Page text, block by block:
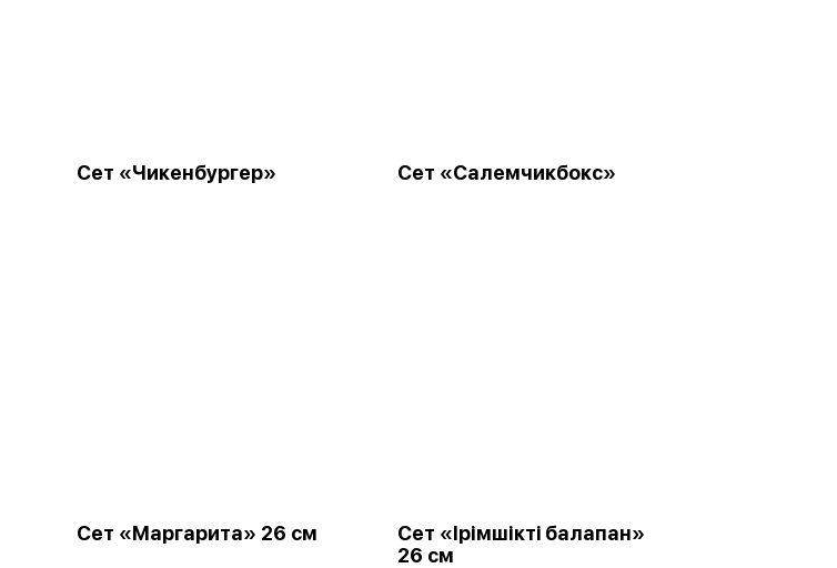
Сет «Чикенбургер» Сет «Салемчикбокс»
Сет «Маргарита» 26 см
Сет «Ірімшіктi балапан»
26 см